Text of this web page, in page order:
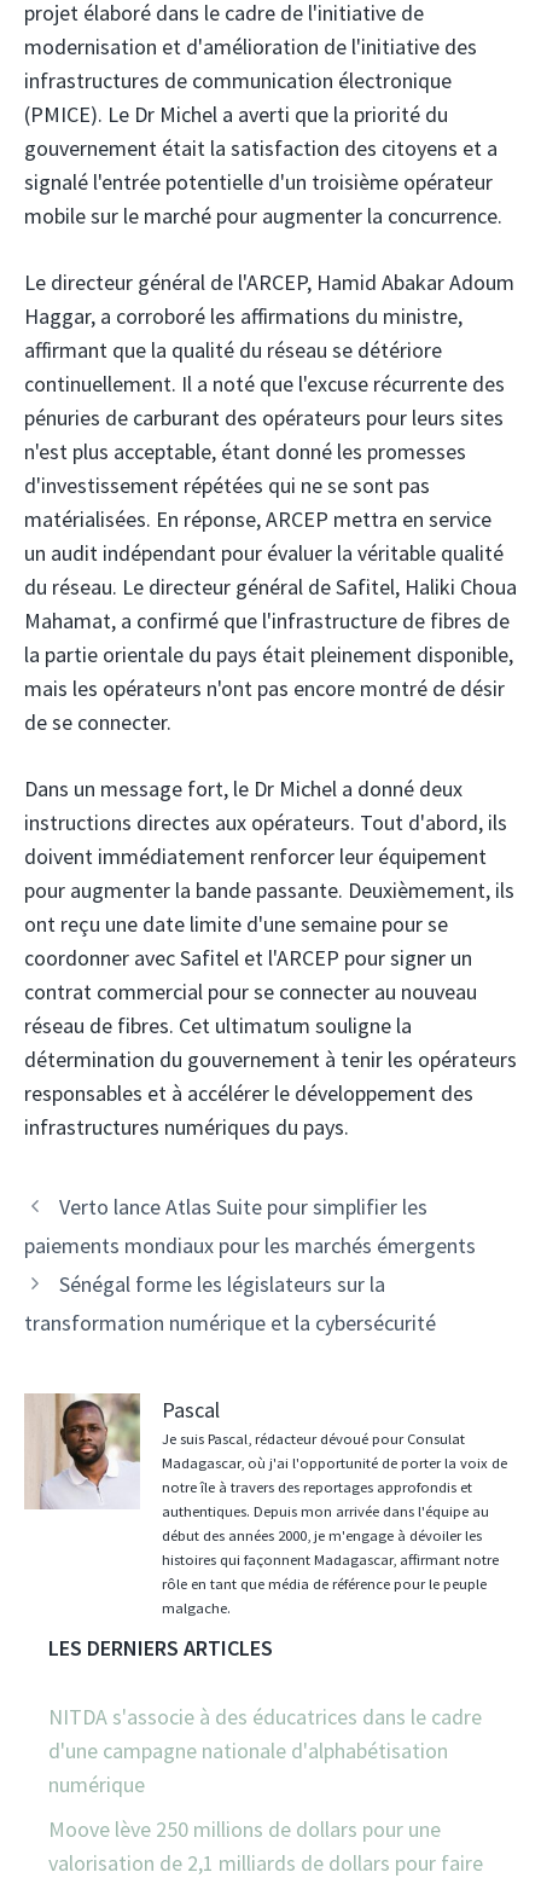
projet élaboré dans le cadre de l'initiative de
modernisation et d'amélioration de l'initiative des
infrastructures de communication électronique
(PMICE). Le Dr Michel a averti que la priorité du
gouvernement était la satisfaction des citoyens et a
signalé l'entrée potentielle d'un troisième opérateur
mobile sur le marché pour augmenter la concurrence.
Le directeur général de l'ARCEP, Hamid Abakar Adoum
Haggar, a corroboré les affirmations du ministre,
affirmant que la qualité du réseau se détériore
continuellement. Il a noté que l'excuse récurrente des
pénuries de carburant des opérateurs pour leurs sites
n'est plus acceptable, étant donné les promesses
d'investissement répétées qui ne se sont pas
matérialisées. En réponse, ARCEP mettra en service
un audit indépendant pour évaluer la véritable qualité
du réseau. Le directeur général de Safitel, Haliki Choua
Mahamat, a confirmé que l'infrastructure de fibres de
la partie orientale du pays était pleinement disponible,
mais les opérateurs n'ont pas encore montré de désir
de se connecter.
Dans un message fort, le Dr Michel a donné deux
instructions directes aux opérateurs. Tout d'abord, ils
doivent immédiatement renforcer leur équipement
pour augmenter la bande passante. Deuxièmement, ils
ont reçu une date limite d'une semaine pour se
coordonner avec Safitel et l'ARCEP pour signer un
contrat commercial pour se connecter au nouveau
réseau de fibres. Cet ultimatum souligne la
détermination du gouvernement à tenir les opérateurs
responsables et à accélérer le développement des
infrastructures numériques du pays.
Navigation
des
articles
Verto lance Atlas Suite pour simplifier les
paiements mondiaux pour les marchés émergents
Sénégal forme les législateurs sur la
transformation numérique et la cybersécurité
Pascal
Je suis Pascal, rédacteur dévoué pour Consulat
Madagascar, où j'ai l'opportunité de porter la voix de
notre île à travers des reportages approfondis et
authentiques. Depuis mon arrivée dans l'équipe au
début des années 2000, je m'engage à dévoiler les
histoires qui façonnent Madagascar, affirmant notre
rôle en tant que média de référence pour le peuple
malgache.
LES DERNIERS ARTICLES
NITDA s'associe à des éducatrices dans le cadre
d'une campagne nationale d'alphabétisation
numérique
Moove lève 250 millions de dollars pour une
valorisation de 2,1 milliards de dollars pour faire